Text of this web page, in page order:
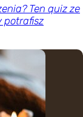
Ten quiz ze
potrafisz